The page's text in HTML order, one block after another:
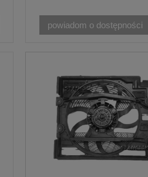
powiadom o dostępności